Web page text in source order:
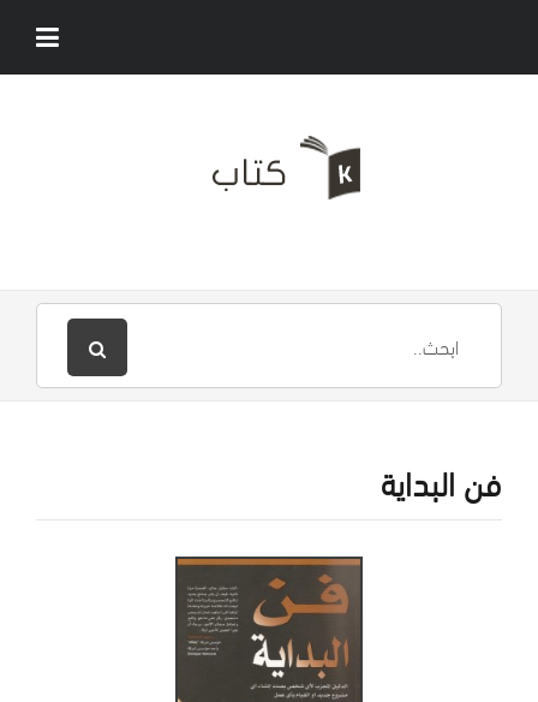
فن البداية